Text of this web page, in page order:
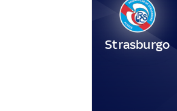
Strasburgo